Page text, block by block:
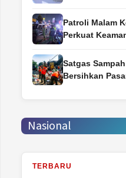
Patroli Malam
Perkuat
Satgas
Bersihkan
Nasional
TERBARU